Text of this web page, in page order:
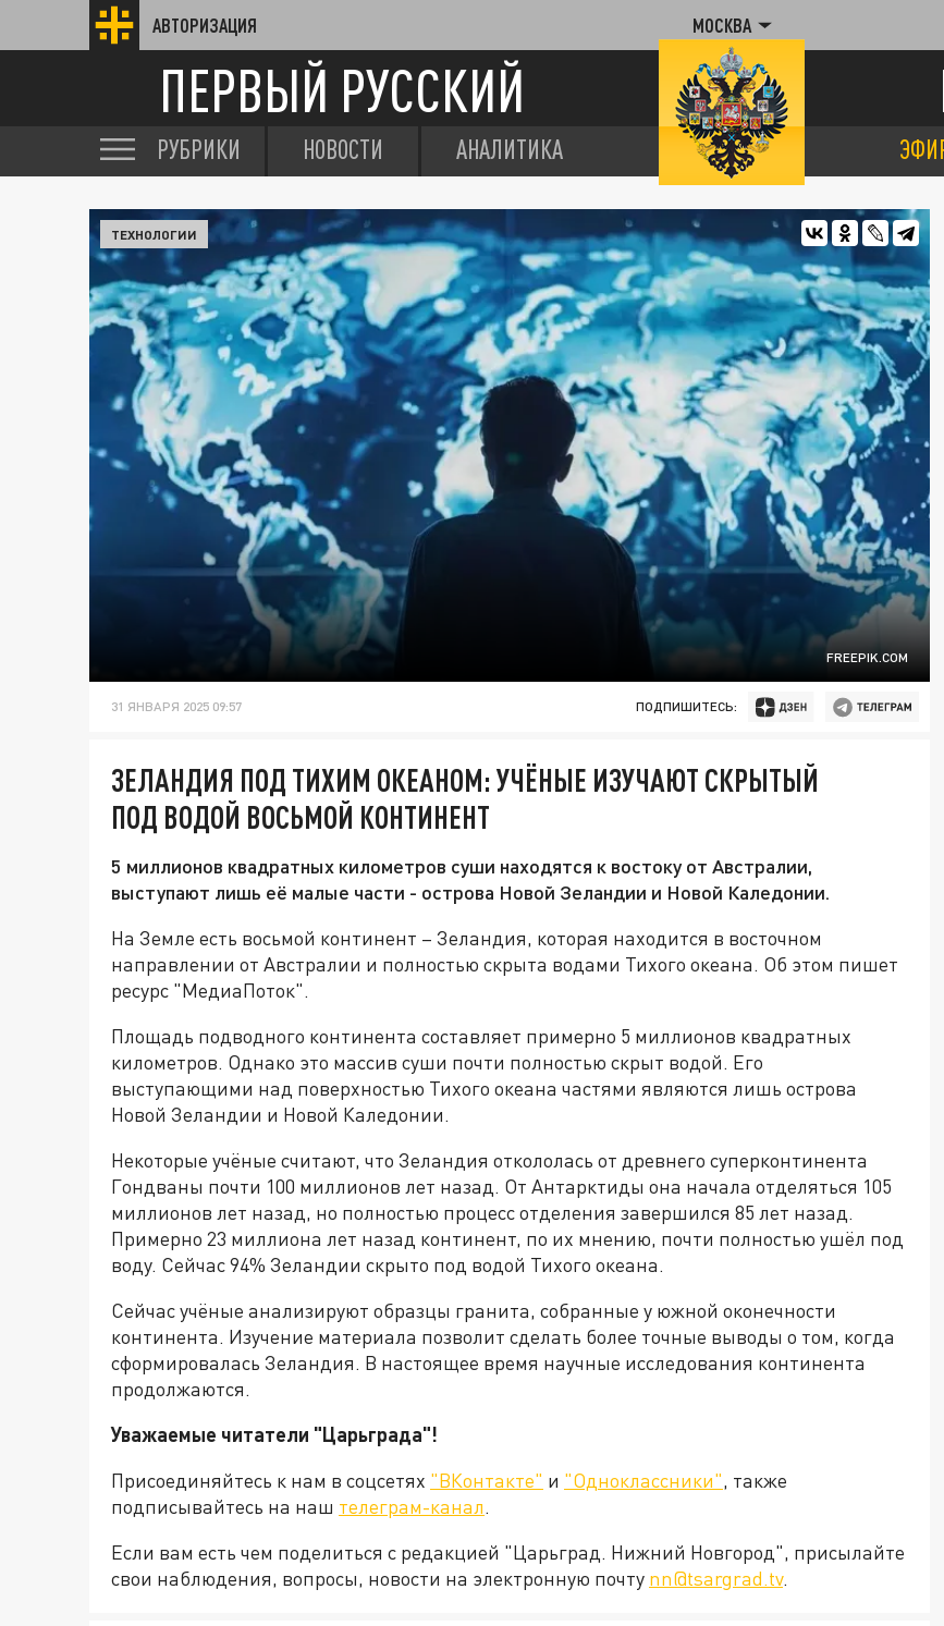
АВТОРИЗАЦИЯ МОСКВА
ПЕРВЫЙ РУССКИЙ
РУБРИКИ НОВОСТИ АНАЛИТИКА
FREEPIK.COM
ТЕХНОЛОГИИ
31 ЯНВАРЯ 2025 09:57 ПОДПИШИТЕСЬ:
ЗЕЛАНДИЯ ПОД ТИХИМ ОКЕАНОМ: УЧЁНЫЕ ИЗУЧАЮТ СКРЫТЫЙ
ПОД ВОДОЙ ВОСЬМОЙ КОНТИНЕНТ
5 миллионов квадратных километров суши находятся к востоку от Австралии,
выступают лишь её малые части - острова Новой Зеландии и Новой Каледонии.
На Земле есть восьмой континент – Зеландия, которая находится в восточном
направлении от Австралии и полностью скрыта водами Тихого океана. Об этом пишет
ресурс "МедиаПоток".
Площадь подводного континента составляет примерно 5 миллионов квадратных
километров. Однако это массив суши почти полностью скрыт водой. Его
выступающими над поверхностью Тихого океана частями являются лишь острова
Новой Зеландии и Новой Каледонии.
Некоторые учёные считают, что Зеландия откололась от древнего суперконтинента
Гондваны почти 100 миллионов лет назад. От Антарктиды она начала отделяться 105
миллионов лет назад, но полностью процесс отделения завершился 85 лет назад.
Примерно 23 миллиона лет назад континент, по их мнению, почти полностью ушёл под
воду. Сейчас 94% Зеландии скрыто под водой Тихого океана.
Сейчас учёные анализируют образцы гранита, собранные у южной оконечности
континента. Изучение материала позволит сделать более точные выводы о том, когда
сформировалась Зеландия. В настоящее время научные исследования континента
продолжаются.
Уважаемые читатели "Царьграда"!
Присоединяйтесь к нам в соцсетях "ВКонтакте" и "Одноклассники", также
подписывайтесь на наш телеграм-канал.
Если вам есть чем поделиться с редакцией "Царьград. Нижний Новгород", присылайте
свои наблюдения, вопросы, новости на электронную почту nn@tsargrad.tv.